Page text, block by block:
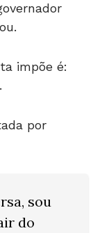
impõe é:
por
sou
do